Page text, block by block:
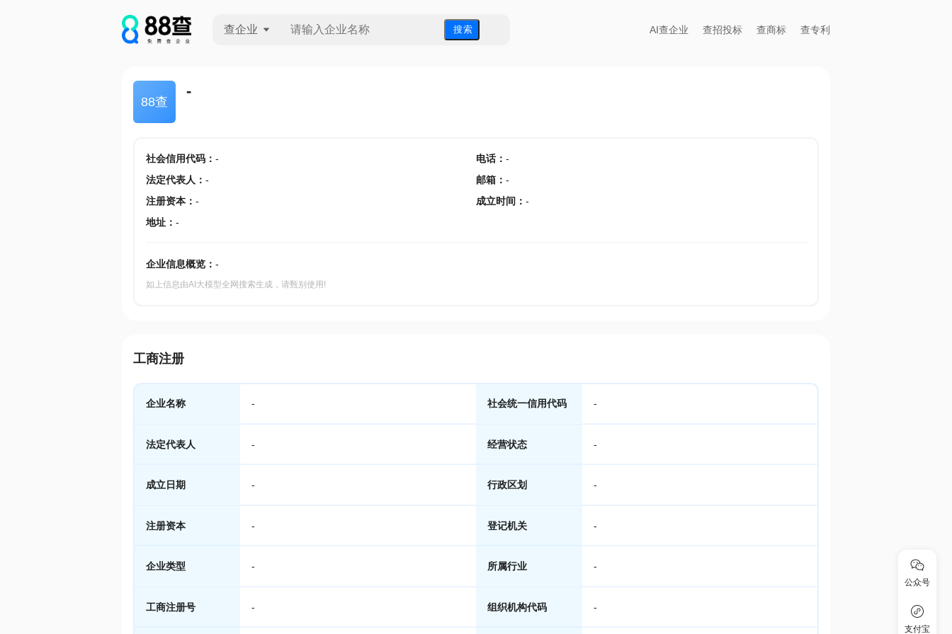
查企业 搜 索 AI查企业 查招投标 查商标 查专利
88查
-
社会信用代码： - 电话： -
法定代表人 ： - 邮箱 ： -
注册资本： - 成立时间 ： -
地址： -
企业信息概览： -
如上信息由AI大模型全网搜索生成，请甄别使用!
工商注册
企业名称 - 社会统一信用代码 -
法定代表人 - 经营状态 -
成立日期 - 行政区划 -
注册资本 - 登记机关 -
企业类型 - 所属行业 -
工商注册号 - 组织机构代码 -
公众号
支付宝